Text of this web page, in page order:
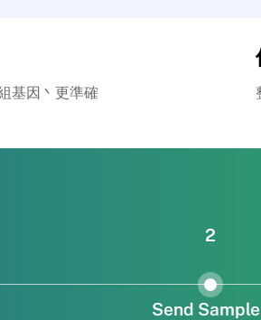
基因丶更準確
2
Send